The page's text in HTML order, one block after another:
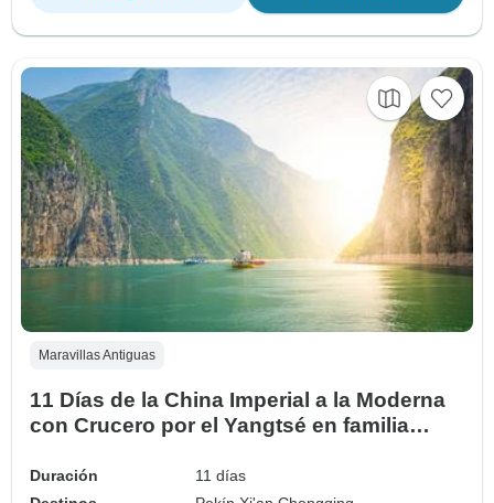
Maravillas Antiguas
11 Días de la China Imperial a la Moderna
con Crucero por el Yangtsé en familia
Duración
11 días